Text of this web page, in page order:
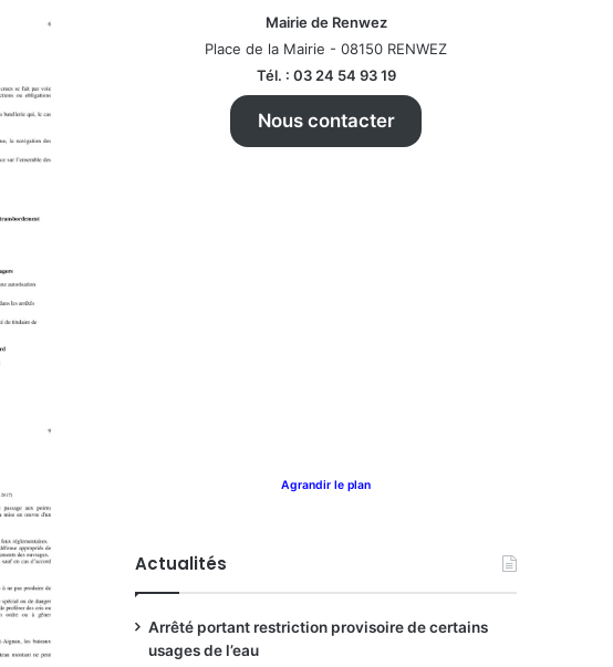
Mairie de Renwez
Place de la Mairie - 08150 RENWEZ
Tél. : 03 24 54 93 19
Nous contacter
Agrandir le plan
Actualités
Arrêté portant restriction provisoire de certains
usages de l’eau